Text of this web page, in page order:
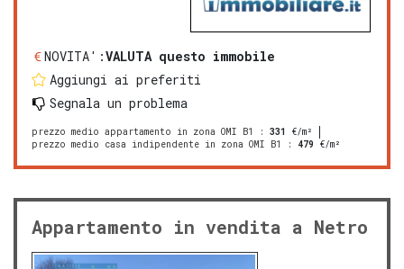
NOVITA':VALUTA questo immobile
Aggiungi ai preferiti
Segnala un problema
prezzo medio appartamento in zona OMI B1 : 331
€/m²
prezzo medio casa indipendente in zona OMI B1
: 479 €/m²
Appartamento in vendita a Netro